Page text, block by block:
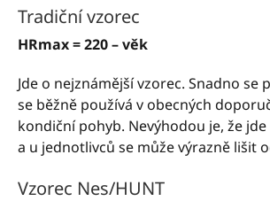
Tradiční vzorec
HRmax = 220 – věk
Jde o nejznámější vzorec. Snadno se
se běžně používá v obecných
kondiční pohyb. Nevýhodou je, že
a u jednotlivců se může výrazně lišit
Vzorec Nes/HUNT